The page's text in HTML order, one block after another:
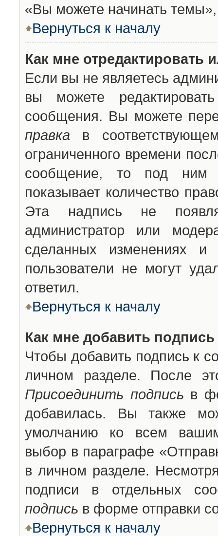
«Вы можете начинать
Вернуться к началу
Как мне отредактировать
Если вы не являетесь
вы можете
сообщения. Вы можете
правка в
ограниченного времени
сообщение, то под ним
показывает количество
Эта надпись не
администратор или
сделанных изменениях
пользователи не могут
ответил.
Вернуться к началу
Как мне добавить
Чтобы добавить подпись к
личном разделе. После
Присоединить подпись в
добавилась. Вы также
умолчанию ко всем
выбор в параграфе
в личном разделе.
подписи в отдельных
подпись в форме отправки
Вернуться к началу